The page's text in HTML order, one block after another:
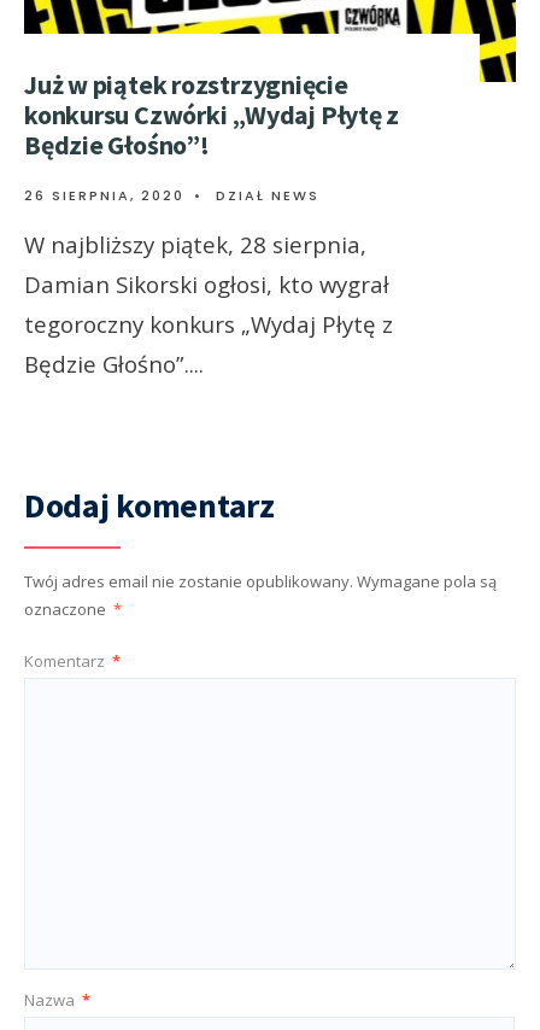
Już w piątek rozstrzygnięcie
konkursu Czwórki „Wydaj Płytę z
Będzie Głośno”!
26 SIERPNIA, 2020 • DZIAŁ NEWS
W najbliższy piątek, 28 sierpnia,
Damian Sikorski ogłosi, kto wygrał
tegoroczny konkurs „Wydaj Płytę z
Będzie Głośno”....
Dodaj komentarz
Twój adres email nie zostanie opublikowany. Wymagane pola są
oznaczone *
Komentarz *
Nazwa *